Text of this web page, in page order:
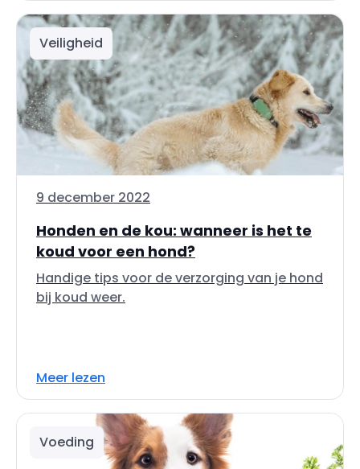
Veiligheid
9 december 2022
Honden en de kou: wanneer is het te
koud voor een hond?
Handige tips voor de verzorging van je hond
bij koud weer.
Meer lezen
Voeding